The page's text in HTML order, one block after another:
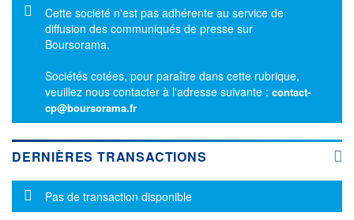
Message d'information
Cette société n'est pas adhérente au service de
diffusion des communiqués de presse sur
Boursorama.
Sociétés cotées, pour paraître dans cette rubrique,
veuillez nous contacter à l'adresse suivante : contact-
cp@boursorama.fr
DERNIÈRES TRANSACTIONS
Message d'information
Pas de transaction disponible